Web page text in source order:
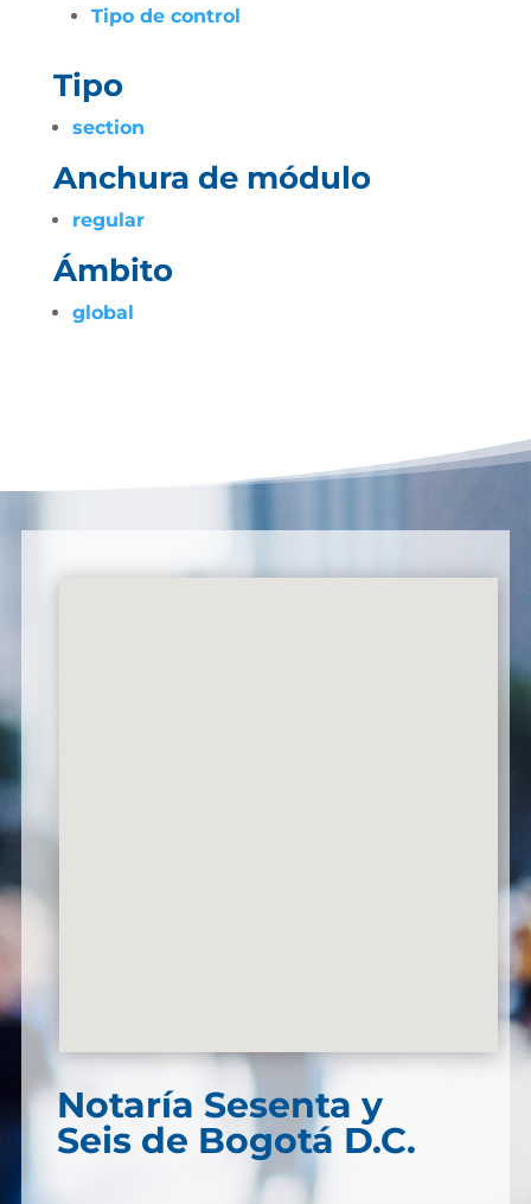
Tipo de control
Tipo
section
Anchura de módulo
regular
Ámbito
global
Notaría Sesenta y
Seis de Bogotá D.C.